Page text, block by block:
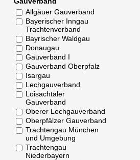
Allgäuer Gauverband
Bayerischer Inngau
Trachtenverband
Bayrischer Waldgau
Donaugau
Gauverband I
Gauverband Oberpfalz
Isargau
Lechgauverband
Loisachtaler
Gauverband
Oberer Lechgauverband
Oberpfälzer Gauverband
Trachtengau München
und Umgebung
Trachtengau
Niederbayern